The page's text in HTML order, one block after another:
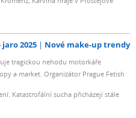
2025 Nové make-up trendy
tragickou nehodu motorkáře
a market. Organizátor Prague Fetish
Katastrofální sucha přicházejí stále